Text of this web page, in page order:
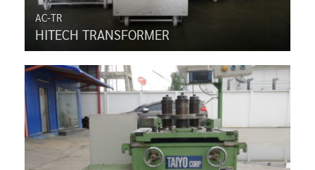
AC-TR
HITECH TRANSFORMER